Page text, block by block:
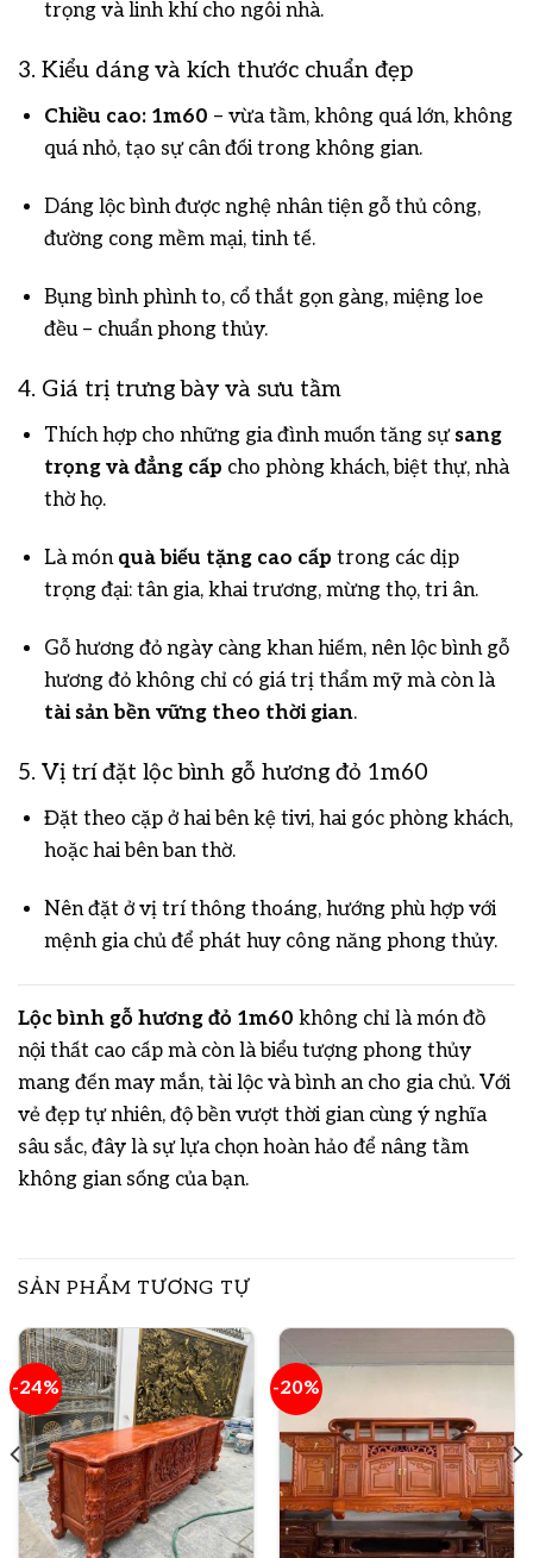
trọng và linh khí cho ngôi nhà.
3. Kiểu dáng và kích thước chuẩn đẹp
Chiều cao: 1m60 – vừa tầm, không quá lớn, không
quá nhỏ, tạo sự cân đối trong không gian.
Dáng lộc bình được nghệ nhân tiện gỗ thủ công,
đường cong mềm mại, tinh tế.
Bụng bình phình to, cổ thắt gọn gàng, miệng loe
đều – chuẩn phong thủy.
4. Giá trị trưng bày và sưu tầm
Thích hợp cho những gia đình muốn tăng sự sang
trọng và đẳng cấp cho phòng khách, biệt thự, nhà
thờ họ.
Là món quà biếu tặng cao cấp trong các dịp
trọng đại: tân gia, khai trương, mừng thọ, tri ân.
Gỗ hương đỏ ngày càng khan hiếm, nên lộc bình gỗ
hương đỏ không chỉ có giá trị thẩm mỹ mà còn là
tài sản bền vững theo thời gian.
5. Vị trí đặt lộc bình gỗ hương đỏ 1m60
Đặt theo cặp ở hai bên kệ tivi, hai góc phòng khách,
hoặc hai bên ban thờ.
Nên đặt ở vị trí thông thoáng, hướng phù hợp với
mệnh gia chủ để phát huy công năng phong thủy.
Lộc bình gỗ hương đỏ 1m60 không chỉ là món đồ
nội thất cao cấp mà còn là biểu tượng phong thủy
mang đến may mắn, tài lộc và bình an cho gia chủ. Với
vẻ đẹp tự nhiên, độ bền vượt thời gian cùng ý nghĩa
sâu sắc, đây là sự lựa chọn hoàn hảo để nâng tầm
không gian sống của bạn.
SẢN PHẨM TƯƠNG TỰ
-24% -20%